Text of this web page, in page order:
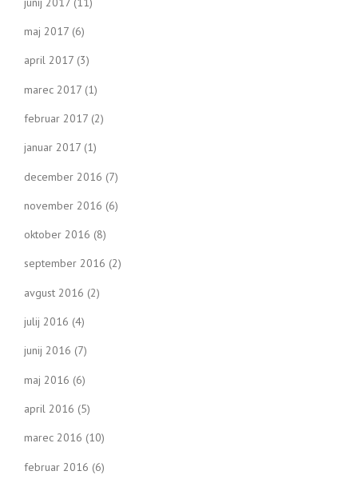
maj 2017 (6)
april 2017 (3)
marec 2017 (1)
februar 2017 (2)
januar 2017 (1)
december 2016 (7)
november 2016 (6)
oktober 2016 (8)
september 2016 (2)
avgust 2016 (2)
julij 2016 (4)
junij 2016 (7)
maj 2016 (6)
april 2016 (5)
marec 2016 (10)
februar 2016 (6)